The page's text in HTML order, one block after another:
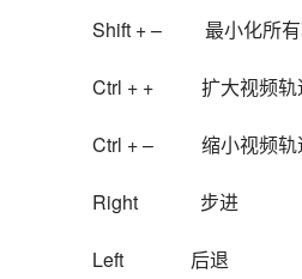
Shift + –         最小化所
Ctrl + +          扩大视频
Ctrl + –          缩小视频
Right             步进
Left              后退